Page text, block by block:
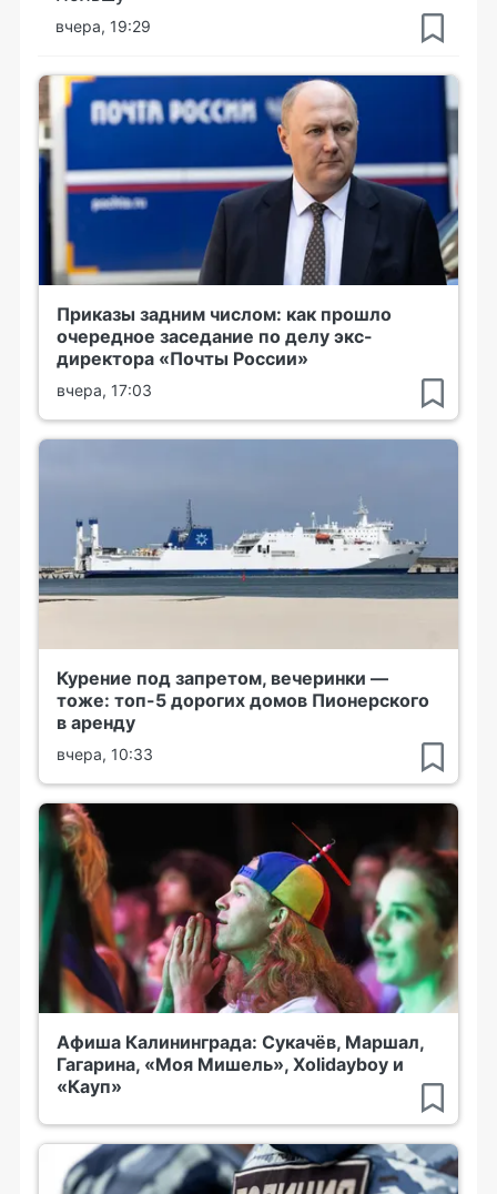
вчера, 19:29
Приказы задним числом: как прошло
очередное заседание по делу экс-
директора «Почты России»
вчера, 17:03
Курение под запретом, вечеринки —
тоже: топ-5 дорогих домов Пионерского
в аренду
вчера, 10:33
Афиша Калининграда: Сукачёв, Маршал,
Гагарина, «Моя Мишель», Xolidayboy и
«Кауп»